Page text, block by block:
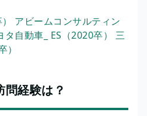
アビームコンサルティン
タ自動車_ ES（2020卒） 三
）
経験は？